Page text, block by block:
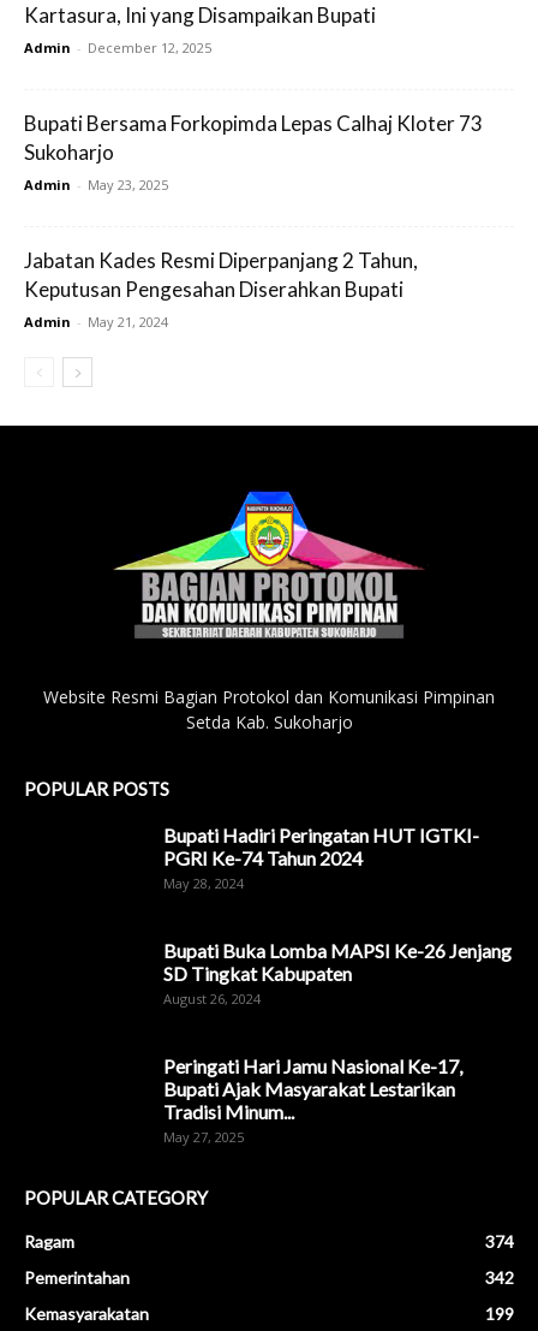
Kartasura, Ini yang Disampaikan Bupati
Admin - December 12, 2025
Bupati Bersama Forkopimda Lepas Calhaj Kloter 73
Sukoharjo
Admin - May 23, 2025
Jabatan Kades Resmi Diperpanjang 2 Tahun,
Keputusan Pengesahan Diserahkan Bupati
Admin - May 21, 2024
Website Resmi Bagian Protokol dan Komunikasi Pimpinan
Setda Kab. Sukoharjo
POPULAR POSTS
Bupati Hadiri Peringatan HUT IGTKI-
PGRI Ke-74 Tahun 2024
May 28, 2024
Bupati Buka Lomba MAPSI Ke-26 Jenjang
SD Tingkat Kabupaten
August 26, 2024
Peringati Hari Jamu Nasional Ke-17,
Bupati Ajak Masyarakat Lestarikan
Tradisi Minum...
May 27, 2025
POPULAR CATEGORY
Ragam
374
Pemerintahan
342
Kemasyarakatan
199